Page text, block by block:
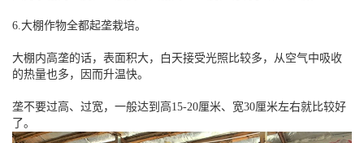
6.大棚作物全都起垄栽培。
大棚内高垄的话，表面积大，白天接受光照比较多，从空气中吸收
的热量也多，因而升温快。
垄不要过高、过宽，一般达到高15-20厘米、宽30厘米左右就比较好
了。